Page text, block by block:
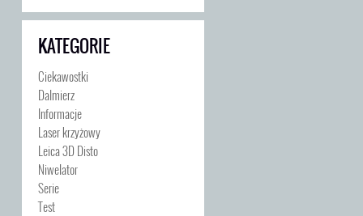
KATEGORIE
Ciekawostki
Dalmierz
Informacje
Laser krzyżowy
Leica 3D Disto
Niwelator
Serie
Test